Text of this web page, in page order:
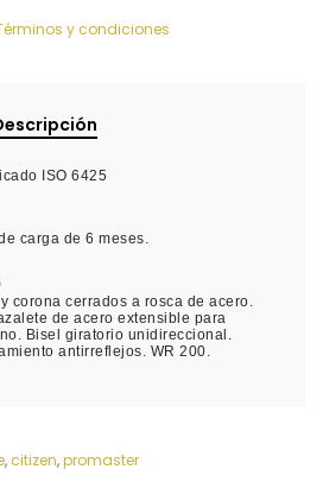
y condiciones
ISO 6425
carga de 6 meses.
corona cerrados a rosca de acero.
de acero extensible para
Bisel giratorio unidireccional.
antirreflejos. WR 200.
, citizen,promaster